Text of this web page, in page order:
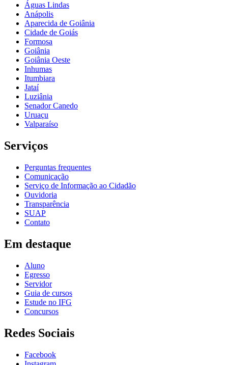
Águas Lindas
Anápolis
Aparecida de Goiânia
Cidade de Goiás
Formosa
Goiânia
Goiânia Oeste
Inhumas
Itumbiara
Jataí
Luziânia
Senador Canedo
Uruaçu
Valparaíso
Serviços
Perguntas frequentes
Comunicação
Serviço de Informação ao Cidadão
Ouvidoria
Transparência
SUAP
Contato
Em destaque
Aluno
Egresso
Servidor
Guia de cursos
Estude no IFG
Concursos
Redes Sociais
Facebook